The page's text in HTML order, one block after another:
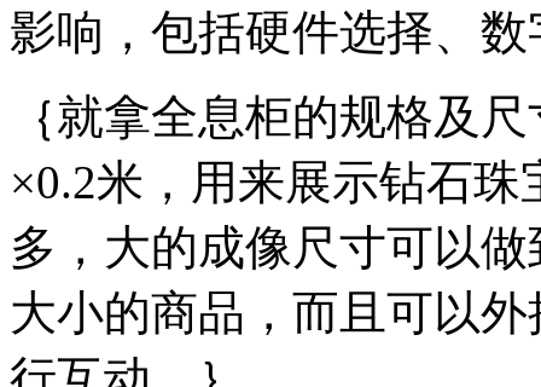
影响，包括硬件选择、
｛就拿全息柜的规格及
×0.2米，用来展示钻石
多，大的成像尺寸可以
大小的商品，而且可以